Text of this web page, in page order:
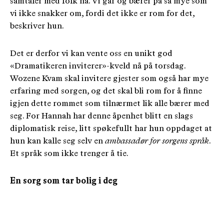
vi ikke snakker om, fordi det ikke er rom for det,
beskriver hun.
Det er derfor vi kan vente oss en unikt god
«Dramatikeren inviterer»-kveld nå på torsdag.
Wozene Kvam skal invitere gjester som også har mye
erfaring med sorgen, og det skal bli rom for å finne
igjen dette rommet som tilnærmet lik alle bærer med
seg. For Hannah har denne åpenhet blitt en slags
diplomatisk reise, litt spøkefullt har hun oppdaget at
hun kan kalle seg selv en ambassadør for sorgens språk.
Et språk som ikke trenger å tie.
En sorg som tar bolig i deg